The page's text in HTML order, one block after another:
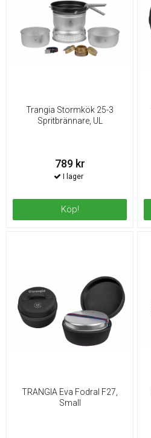
Trangia Stormkök 25-3
Spritbrännare, UL
789 kr
Köp!
TRANGIA Eva Fodral F27,
Small